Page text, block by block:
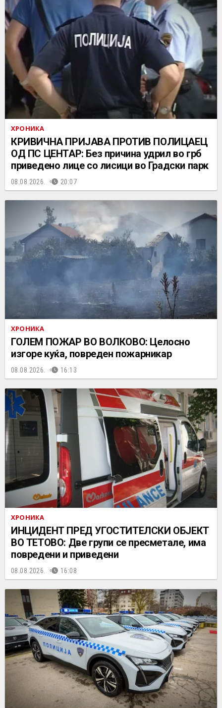
ХРОНИКА
КРИВИЧНА ПРИЈАВА ПРОТИВ ПОЛИЦАЕЦ
ОД ПС ЦЕНТАР: Без причина удрил во грб
приведено лице со лисици во Градски парк
08.08.2026. 20:07
ХРОНИКА
ГОЛЕМ ПОЖАР ВО ВОЛКОВО: Целосно
изгоре куќа, повреден пожарникар
08.08.2026. 16:13
ХРОНИКА
ИНЦИДЕНТ ПРЕД УГОСТИТЕЛСКИ ОБЈЕКТ
ВО ТЕТОВО: Две групи се пресметале, има
повредени и приведени
08.08.2026. 16:08